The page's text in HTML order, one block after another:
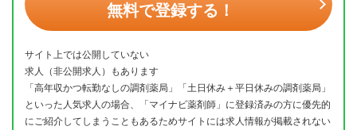
無料で登録する！
サイト上では公開していない
求人（非公開求人）もあります
「高年収かつ転勤なしの調剤薬局」「土日休み＋平日休みの調剤薬局」
といった人気求人の場合、「マイナビ薬剤師」に登録済みの方に優先的
にご紹介してしまうこともあるためサイトには求人情報が掲載されない